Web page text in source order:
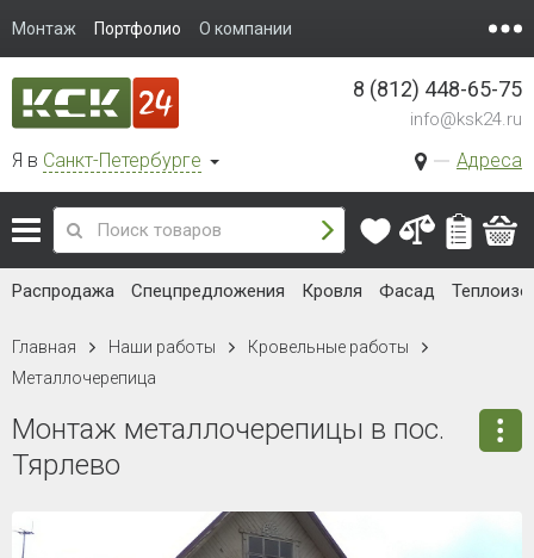
Монтаж Портфолио О компании
Я в Санкт-Петербурге Адреса
8 (812) 448-65-75
info@ksk24.ru
Распродажа Спецпредложения Кровля Фасад
Главная Наши работы
Кровельные работы
Металлочерепица
Монтаж металлочерепицы в пос.
Тярлево